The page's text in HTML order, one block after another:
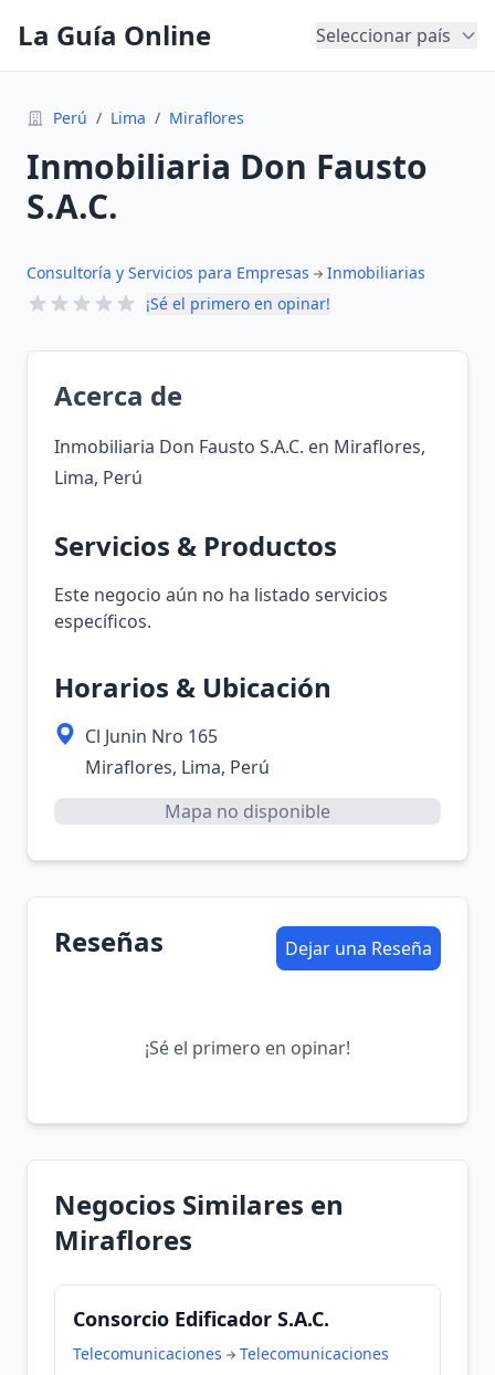
La Guía Online Seleccionar país
Perú / Lima / Miraflores
Inmobiliaria Don Fausto
S.A.C.
Consultoría y Servicios para Empresas
Inmobiliarias
¡Sé el primero en opinar!
Acerca de
Inmobiliaria Don Fausto S.A.C. en Miraflores,
Lima, Perú
Servicios & Productos
Este negocio aún no ha listado servicios
específicos.
Horarios & Ubicación
Cl Junin Nro 165
Miraflores, Lima, Perú
Mapa no disponible
Reseñas Dejar una Reseña
¡Sé el primero en opinar!
Negocios Similares en
Miraflores
Consorcio Edificador S.A.C.
Telecomunicaciones Telecomunicaciones